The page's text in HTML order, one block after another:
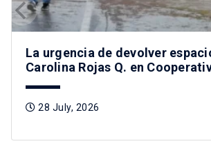
La urgencia de devolver
Carolina Rojas Q. en
28 July, 2026